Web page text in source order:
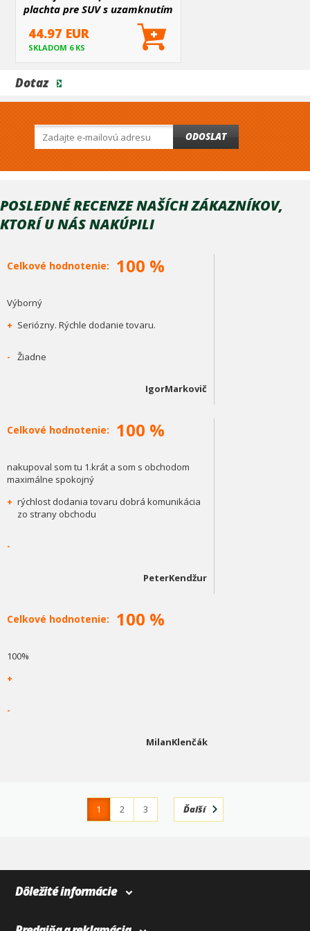
Pasuje potrebné pre tieto modely:
plachta pre SUV s uzamknutím
44.97 EUR
SKLADOM 6 KS
Dotaz
ODOSLAT
POSLEDNÉ RECENZE NAŠÍCH ZÁKAZNÍKOV,
KTORÍ U NÁS NAKÚPILI
Celkové hodnotenie: 100 %
Výborný
+ Seriózny. Rýchle dodanie tovaru.
- Žiadne
IgorMarkovič
Celkové hodnotenie: 100 %
nakupoval som tu 1.krát a som s obchodom
maximálne spokojný
+ rýchlost dodania tovaru dobrá komunikácia
zo strany obchodu
-
PeterKendžur
Celkové hodnotenie: 100 %
100%
+
-
MilanKlenčák
1 2
3
Ďalší
Dôležité informácie